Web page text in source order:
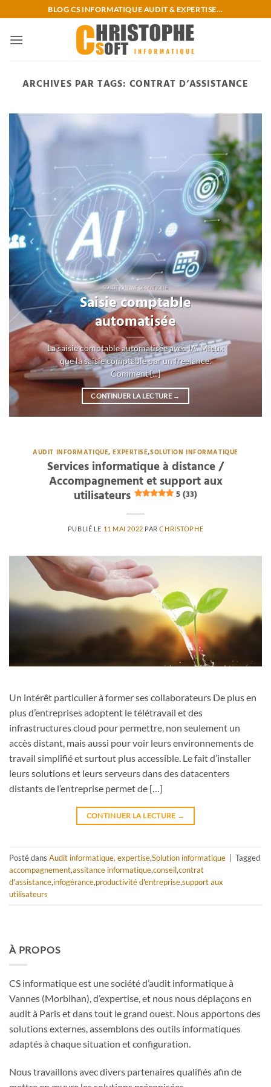
au
contenu
BLOG CS INFORMATIQUE AUDIT & EXPERTISE...
ARCHIVES PAR TAGS: CONTRAT D’ASSISTANCE
SOLUTION INFORMATIQUE
Saisie comptable
automatisée
La saisie comptable automatisée avec IA. Mieux
que la saisie comptable par un freelance.
Comment [...]
CONTINUER LA LECTURE →
AUDIT INFORMATIQUE, EXPERTISE,SOLUTION INFORMATIQUE
Services informatique à distance /
Accompagnement et support aux
utilisateurs
5 (33)
PUBLIÉ LE 11 MAI 2022 PARCHRISTOPHE
Un intérêt particulier à former ses collaborateurs De plus en
plus d’entreprises adoptent le télétravail et des
infrastructures cloud pour permettre, non seulement un
accès distant, mais aussi pour voir leurs environnements de
travail simplifié et surtout plus accessible. Le fait d’installer
leurs solutions et leurs serveurs dans des datacenters
distants de l’entreprise permet de […]
CONTINUER LA LECTURE →
Posté dans Audit informatique, expertise,Solution informatique
Tagged
accompagnement,assitance informatique,conseil,contrat
d'assistance,infogérance,productivité d'entreprise,support aux
utilisateurs
À PROPOS
CS informatique est une société d’audit informatique à
Vannes (Morbihan), d’expertise, et nous nous déplaçons en
audit à Paris et dans tout le grand ouest. Nous apportons des
solutions externes, assemblons des outils informatiques
adaptés à chaque situation et configuration.
Nous travaillons avec divers partenaires qualifiés afin de